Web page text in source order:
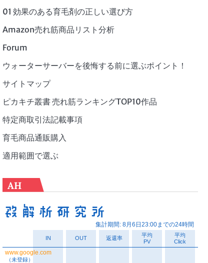
ー
01 効果のある育毛剤の正しい選び方
Amazon売れ筋商品リスト分析
Forum
ウォーターサーバーを後悔する前に選ぶポイント！
サイトマップ
ピカキチ叢書 売れ筋ランキングTOP10作品
特定商取引法記載事項
育毛商品通販購入
適用範囲で選ぶ
AH